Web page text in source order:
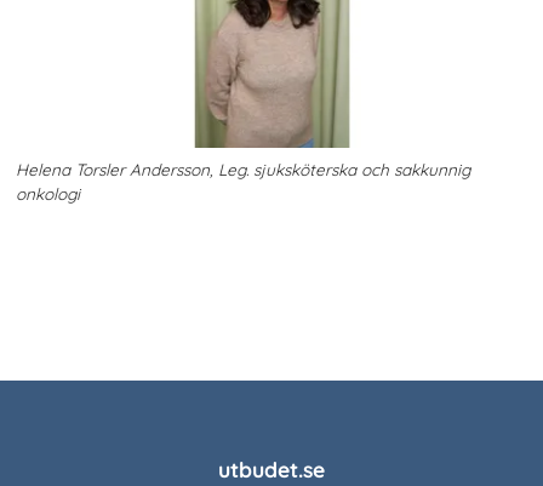
Helena Torsler Andersson, Leg. sjuksköterska och sakkunnig
onkologi
utbudet.se